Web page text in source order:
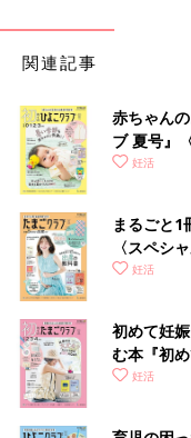
受精卵や精子の通り道
温期に調べる検査。腟
レントゲンで子宮の形
ードアレルギーなど、
●AMH検査
卵巣年齢検査。採血を
状態を調べ、卵巣内に
ただし卵子の数と卵子
に低くても妊娠する可
●フーナーテスト
排卵期に医師が指示す
病院で腟内粘液と頸管
す。時間指定での性交
るので、検査を行わな
関連記事
赤ちゃん
ブ 夏号』
く！ おっ
妊活
まるごと1
〈スペシ
妊活
初めて妊
む本『初
妊活